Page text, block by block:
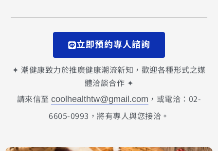
立即預約專人諮詢
✦ 潮健康致力於推廣健康潮流新知，歡迎各種形式之媒
體洽談合作 ✦
請來信至coolhealthtw@gmail.com ，或電洽：02-
6605-0993，將有專人與您接洽。